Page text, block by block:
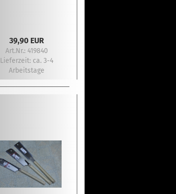
39,90 EUR
Art.Nr.: 419840
Lieferzeit: ca. 3-4
Arbeitstage